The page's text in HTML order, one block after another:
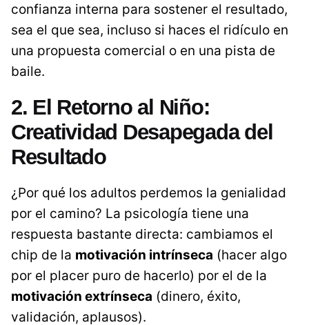
confianza interna para sostener el resultado,
sea el que sea, incluso si haces el ridículo en
una propuesta comercial o en una pista de
baile.
2. El Retorno al Niño:
Creatividad Desapegada del
Resultado
¿Por qué los adultos perdemos la genialidad
por el camino? La psicología tiene una
respuesta bastante directa: cambiamos el
chip de la motivación intrínseca (hacer algo
por el placer puro de hacerlo) por el de la
motivación extrínseca (dinero, éxito,
validación, aplausos).